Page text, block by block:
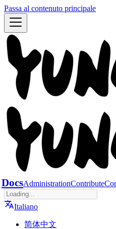
Passa al contenuto principale
DocsAdministrationContribute
Italiano
简体中文